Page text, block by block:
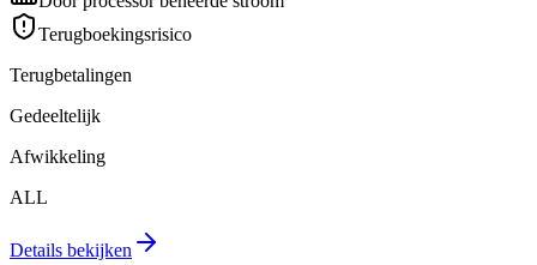
Terugboekingsrisico
Terugbetalingen
Gedeeltelijk
Afwikkeling
ALL
Details bekijken